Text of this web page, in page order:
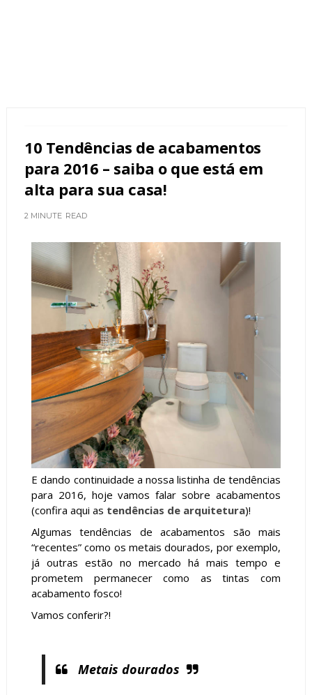
10 Tendências de acabamentos
para 2016 – saiba o que está em
alta para sua casa!
2 MINUTE READ
E dando continuidade a nossa listinha de tendências
para 2016, hoje vamos falar sobre acabamentos
(confira aqui as tendências de arquitetura)!
Algumas tendências de acabamentos são mais
“recentes” como os metais dourados, por exemplo,
já outras estão no mercado há mais tempo e
prometem permanecer como as tintas com
acabamento fosco!
Vamos conferir?!
Metais dourados